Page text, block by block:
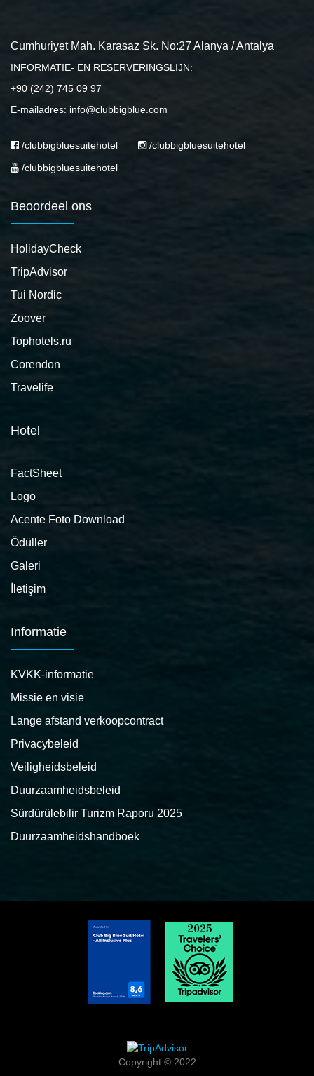
Cumhuriyet Mah. Karasaz Sk. No:27 Alanya / Antalya
INFORMATIE- EN RESERVERINGSLIJN:
+90 (242) 745 09 97
E-mailadres: info@clubbigblue.com
/clubbigbluesuitehotel
/clubbigbluesuitehotel
/clubbigbluesuitehotel
Beoordeel ons
HolidayCheck
TripAdvisor
Tui Nordic
Zoover
Tophotels.ru
Corendon
Travelife
Hotel
FactSheet
Logo
Acente Foto Download
Ödüller
Galeri
İletişim
Informatie
KVKK-informatie
Missie en visie
Lange afstand verkoopcontract
Privacybeleid
Veiligheidsbeleid
Duurzaamheidsbeleid
Sürdürülebilir Turizm Raporu 2025
Duurzaamheidshandboek
Copyright © 2022